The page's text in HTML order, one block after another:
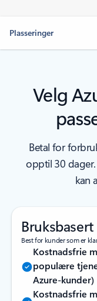
Plasseringer
Velg
Betal for
opptil 30
kan
Bruksbasert
Best for kunder som er
Kostnadsfrie
populære
Azure-kunder)
Kostnadsfrie